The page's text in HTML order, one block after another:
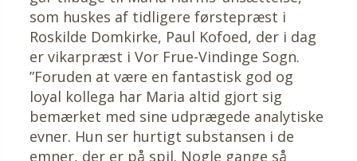
som huskes af tidligere førstepræst i
Roskilde Domkirke, Paul Kofoed, der i dag
er vikarpræst i Vor Frue-Vindinge Sogn.
”Foruden at være en fantastisk god og
loyal kollega har Maria altid gjort sig
bemærket med sine udprægede analytiske
evner. Hun ser hurtigt substansen i de
emner, der er på spil. Nogle gange så